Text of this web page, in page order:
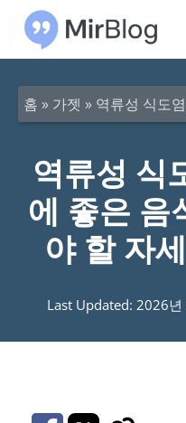
홈 » 가젯 » 역류성 식도염 증상 완
역류성 식
에 좋은 음
야 할 자
Last Updated: 2026